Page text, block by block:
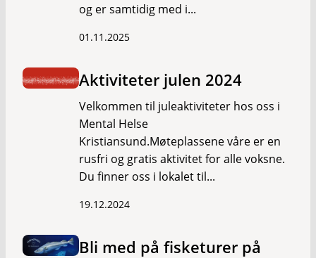
og er samtidig med i...
01.11.2025
Aktiviteter julen 2024
Velkommen til juleaktiviteter hos oss i
Mental Helse
Kristiansund.Møteplassene våre er en
rusfri og gratis aktivitet for alle voksne.
Du finner oss i lokalet til...
19.12.2024
Bli med på fisketurer på